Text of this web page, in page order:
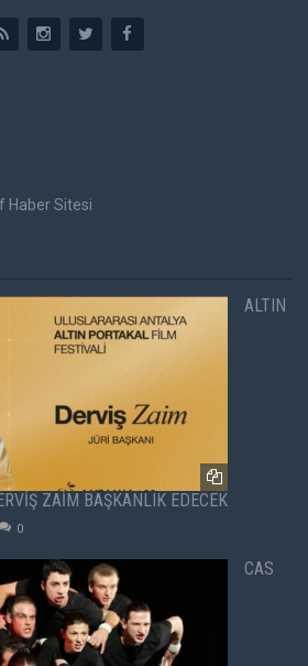
Haber Sitesi
ALTIN
ZAİM BAŞKANLIK EDECEK
0
CAS